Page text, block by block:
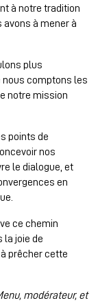
à notre tradition
à mener à
plus
nous comptons les
notre mission
points de
nos
le dialogue, et
en
ce chemin
la joie de
à prêcher cette
modérateur, et